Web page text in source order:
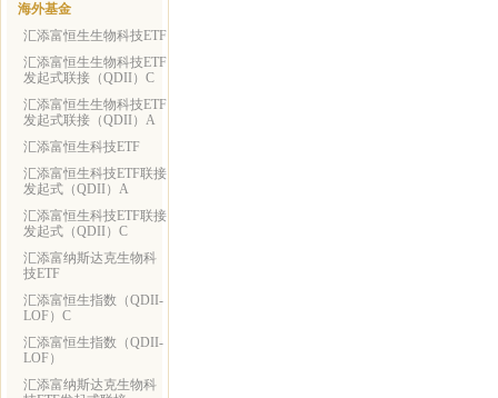
海外基金
汇添富恒生生物科技ETF
汇添富恒生生物科技ETF
发起式联接（QDII）C
汇添富恒生生物科技ETF
发起式联接（QDII）A
汇添富恒生科技ETF
汇添富恒生科技ETF联接
发起式（QDII）A
汇添富恒生科技ETF联接
发起式（QDII）C
汇添富纳斯达克生物科
技ETF
汇添富恒生指数（QDII-
LOF）C
汇添富恒生指数（QDII-
LOF）
汇添富纳斯达克生物科